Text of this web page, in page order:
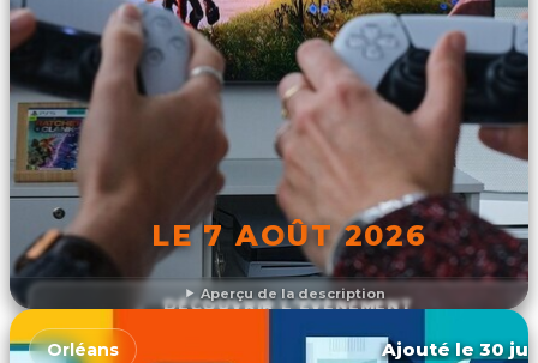
Aperçu de la description
LE 7 AOÛT 2026
DÉCOUVRIR L'ÉVÉNEMENT
Orléans Ajouté le 30